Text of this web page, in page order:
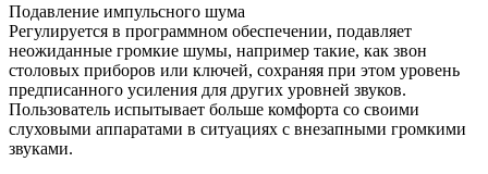
Подавление импульсного шума
Регулируется в программном обеспечении, подавляет
неожиданные громкие шумы, например такие, как звон
столовых приборов или ключей, сохраняя при этом уровень
предписанного усиления для других уровней звуков.
Пользователь испытывает больше комфорта со своими
слуховыми аппаратами в ситуациях с внезапными громкими
звуками.